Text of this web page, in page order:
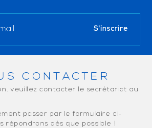
CONTACTER
veuillez contacter le secrétariat au
passer par le formulaire ci-
répondrons dès que possible !